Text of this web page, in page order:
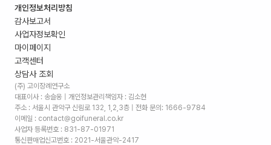
개인정보처리방침
감사보고서
사업자정보확인
마이페이지
고객센터
상담사 조회
(주) 고이장례연구소
대표이사 : 송슬옹 | 개인정보관리책임자 : 김소현
주소 : 서울시 관악구 신림로 132, 1,2,3층 | 전화 문의: 1666-9784
이메일 : contact@goifuneral.co.kr
사업자 등록번호 : 831-87-01971
통신판매업신고번호 : 2021-서울관악-2417